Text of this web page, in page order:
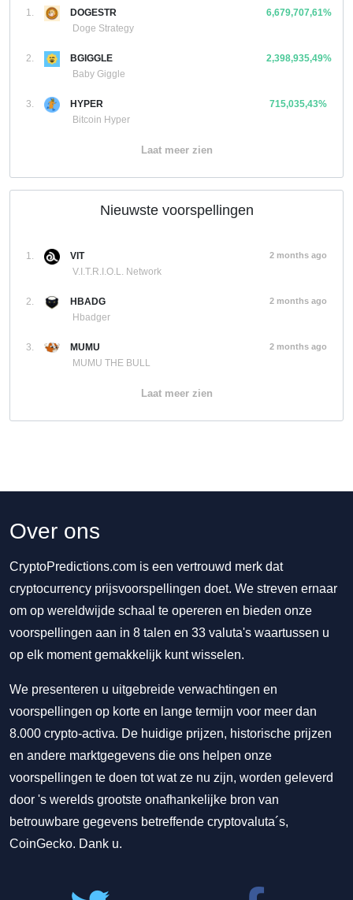
1.
DOGESTR
Doge Strategy
6,679,707,61%
2.
BGIGGLE
Baby Giggle
2,398,935,49%
3.
HYPER
Bitcoin Hyper
715,035,43%
Laat meer zien
Nieuwste voorspellingen
1.
VIT
V.I.T.R.I.O.L. Network
2 months ago
2.
HBADG
Hbadger
2 months ago
3.
MUMU
MUMU THE BULL
2 months ago
Laat meer zien
Over ons
CryptoPredictions.com is een vertrouwd merk dat
cryptocurrency prijsvoorspellingen doet. We streven ernaar
om op wereldwijde schaal te opereren en bieden onze
voorspellingen aan in 8 talen en 33 valuta's waartussen u
op elk moment gemakkelijk kunt wisselen.
We presenteren u uitgebreide verwachtingen en
voorspellingen op korte en lange termijn voor meer dan
8.000 crypto-activa. De huidige prijzen, historische prijzen
en andere marktgegevens die ons helpen onze
voorspellingen te doen tot wat ze nu zijn, worden geleverd
door 's werelds grootste onafhankelijke bron van
betrouwbare gegevens betreffende cryptovaluta´s,
CoinGecko. Dank u.